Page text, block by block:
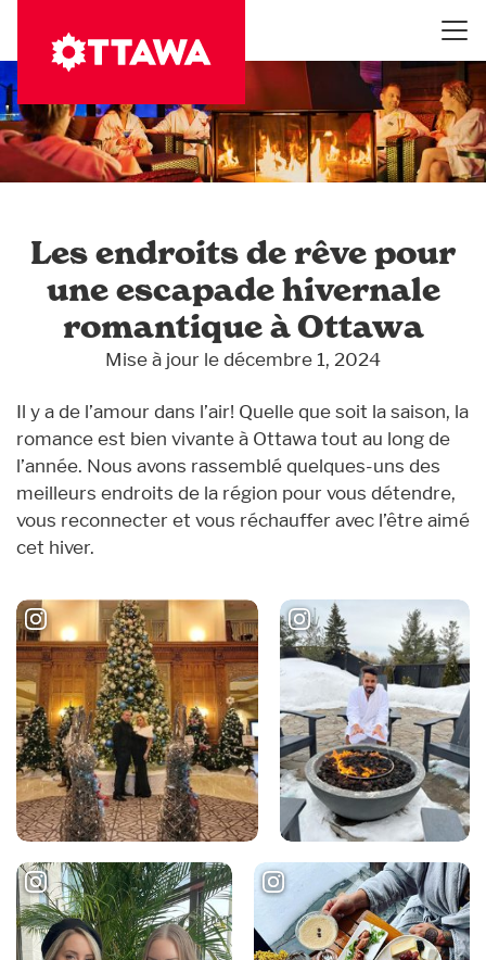
contenu
principal
Les endroits de rêve pour
une escapade hivernale
romantique à Ottawa
Mise à jour le décembre 1, 2024
Il y a de l’amour dans l’air! Quelle que soit la saison, la
romance est bien vivante à Ottawa tout au long de
l’année. Nous avons rassemblé quelques-uns des
meilleurs endroits de la région pour vous détendre,
vous reconnecter et vous réchauffer avec l’être aimé
cet hiver.